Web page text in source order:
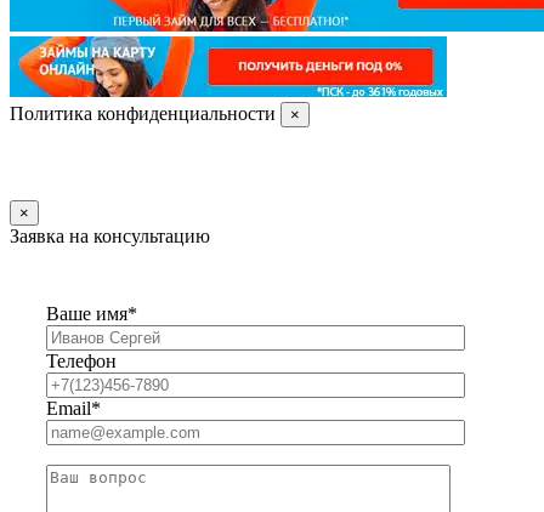
Политика конфиденциальности ×
×
Заявка на консультацию
Ваше имя*
Телефон
Email*